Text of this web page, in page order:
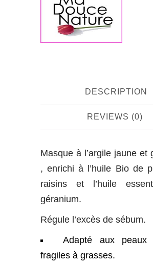
DESCRIPTION
REVIEWS (0)
Masque à l’argile jaune et
, enrichi à l’huile Bio de
raisins et l’huile
géranium.
Régule l’excès de sébum.
Adapté aux peaux
fragiles à grasses.